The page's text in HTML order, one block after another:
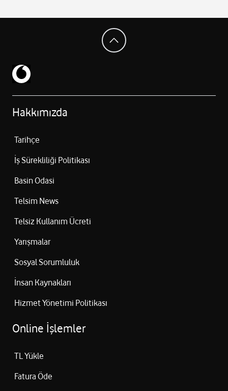
Hakkımızda
Tarihçe
İş Sürekliliği Politikası
Basin Odasi
Telsim News
Telsiz Kullanım Ücreti
Yarışmalar
Sosyal Sorumluluk
İnsan Kaynakları
Hizmet Yönetimi Politikası
Online İşlemler
TL Yükle
Fatura Öde